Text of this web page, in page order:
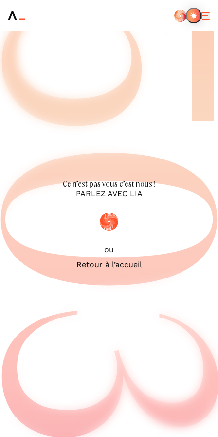
au
principal
Ce n’est pas vous c’est nous !
PARLEZ AVEC LIA
ou
Retour à l’accueil